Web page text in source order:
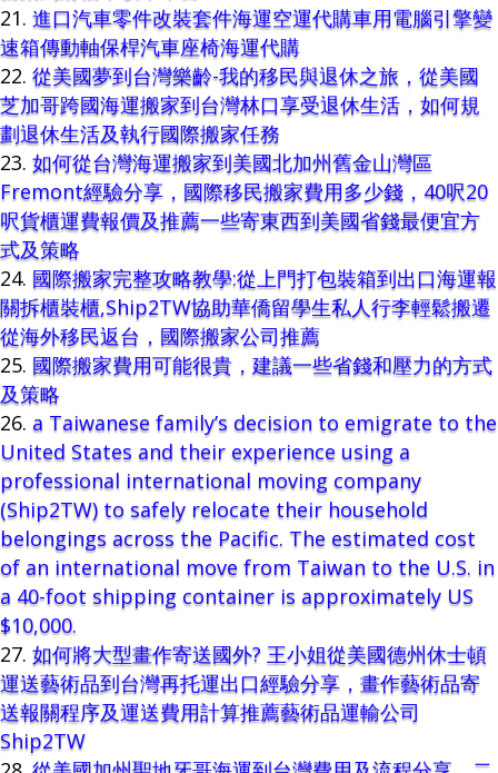
進口汽車零件改裝套件海運空運代購車用電腦引擎變
速箱傳動軸保桿汽車座椅海運代購
從美國夢到台灣樂齡-我的移民與退休之旅，從美國
芝加哥跨國海運搬家到台灣林口享受退休生活，如何規
劃退休生活及執行國際搬家任務
如何從台灣海運搬家到美國北加州舊金山灣區
Fremont經驗分享，國際移民搬家費用多少錢，40呎20
呎貨櫃運費報價及推薦一些寄東西到美國省錢最便宜方
式及策略
國際搬家完整攻略教學:從上門打包裝箱到出口海運報
關拆櫃裝櫃,Ship2TW協助華僑留學生私人行李輕鬆搬遷
從海外移民返台，國際搬家公司推薦
國際搬家費用可能很貴，建議一些省錢和壓力的方式
及策略
a Taiwanese family’s decision to emigrate to the
United States and their experience using a
professional international moving company
(Ship2TW) to safely relocate their household
belongings across the Pacific. The estimated cost
of an international move from Taiwan to the U.S. in
a 40-foot shipping container is approximately US
$10,000.
如何將大型畫作寄送國外? 王小姐從美國德州休士頓
運送藝術品到台灣再托運出口經驗分享，畫作藝術品寄
送報關程序及運送費用計算推薦藝術品運輸公司
Ship2TW